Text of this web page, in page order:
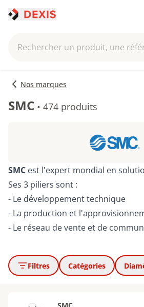
Rechercher un produit, une
Nos marques
SMC • 474 produits
SMC est l'expert mondial en
Ses 3 piliers sont :
- Le développement technique
- La production et
- Le réseau de vente et de
Filtres Catégories